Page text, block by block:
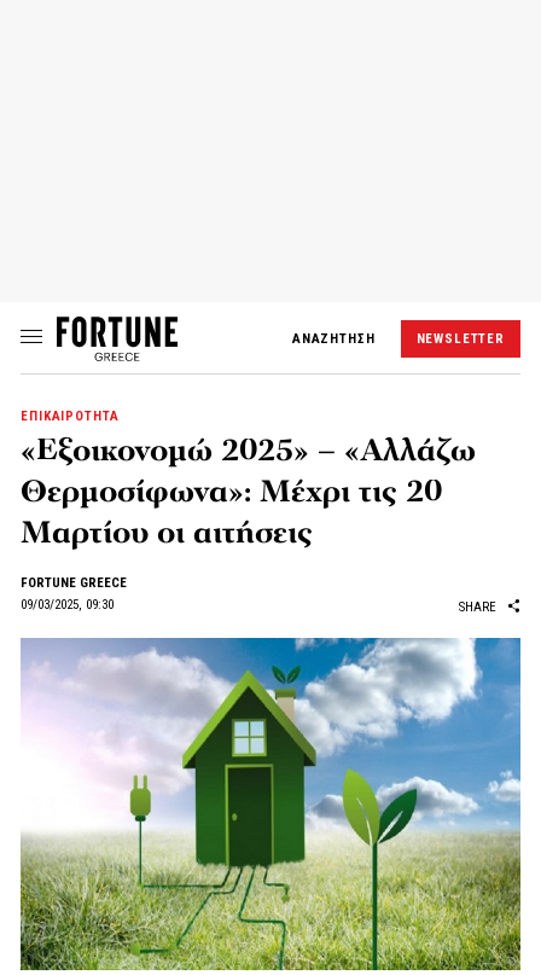
ΑΝΑΖΗΤΗΣΗ NEWSLETTER
ΕΠΙΚΑΙΡΟΤΗΤΑ
«Εξοικονομώ 2025» – «Αλλάζω
Θερμοσίφωνα»: Μέχρι τις 20
Μαρτίου οι αιτήσεις
FORTUNE GREECE
09/03/2025, 09:30
SHARE